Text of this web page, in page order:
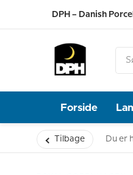
DPH – Danish
Forside
Tilbage Du er